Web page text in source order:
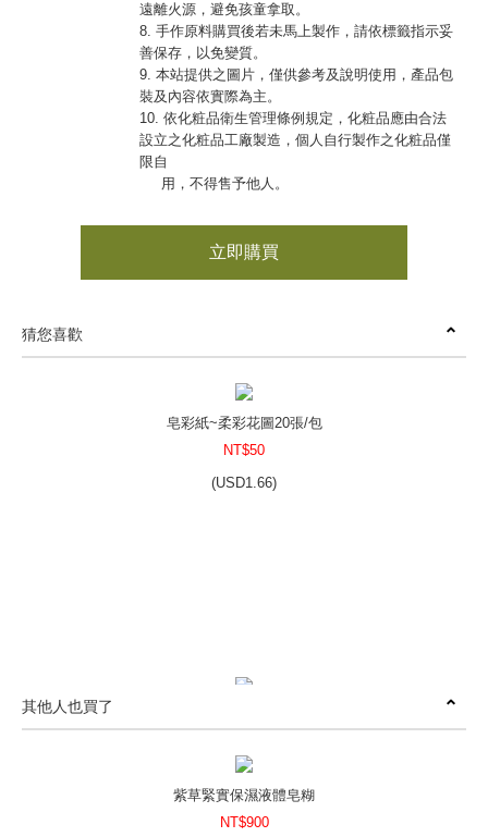
遠離火源，避免孩童拿取。
8. 手作原料購買後若未馬上製作，請依標籤指示妥
善保存，以免變質。
9. 本站提供之圖片，僅供參考及說明使用，產品包
裝及內容依實際為主。
10. 依化粧品衛生管理條例規定，化粧品應由合法
設立之化粧品工廠製造，個人自行製作之化粧品僅
限自
用，不得售予他人。
立即購買
猜您喜歡
皂彩紙~柔彩花圖20張/包
NT$50
(USD1.66)
USD1.99)
其他人也買了
紫草緊實保濕液體皂糊
NT$900